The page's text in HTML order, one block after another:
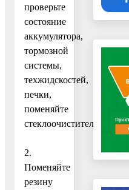
проверьте
состояние
аккумулятора,
тормозной
системы,
техжидскостей,
печки,
поменяйте
стеклоочистители
2.
Поменяйте
резину